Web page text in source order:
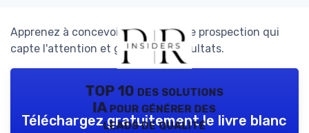
Apprenez à concevoir un mailing de prospection qui
capte l'attention et génère des résultats.
TOP 10 des solutions
IA pour générer des
leads de qualité
Téléchargez gratuitement le livre blanc